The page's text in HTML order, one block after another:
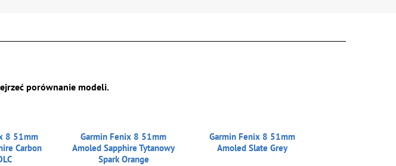
porównanie modeli.
8 51mm
Carbon
Garmin Fenix 8 51mm
Amoled Sapphire Tytanowy
Spark Orange
Garmin Fenix 8 51mm
Amoled Slate Grey